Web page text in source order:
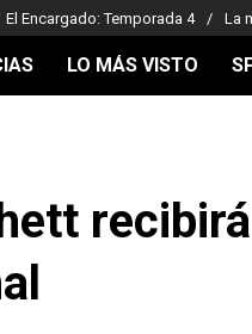
El Encargado: Temporada 4 La
LO MÁS VISTO